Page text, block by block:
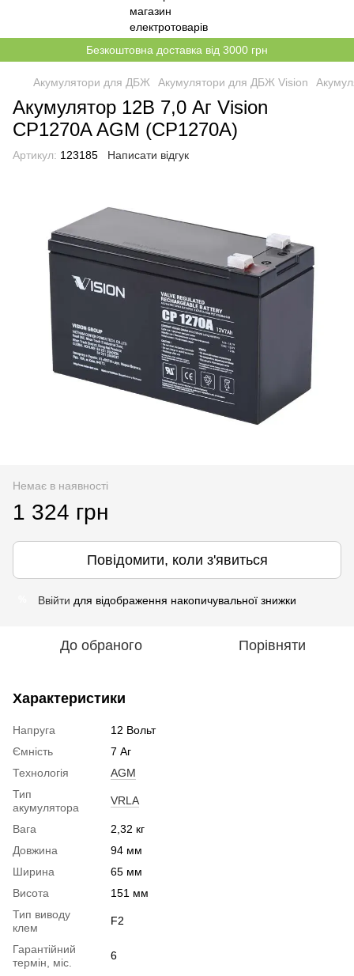
Безкоштовна доставка від 3000 грн
Акумулятори для ДБЖ Акумулятори для ДБЖ Vision
Акумулятор 12В 7,0 Аг Vision
CP1270A AGM (CP1270A)
Артикул: 123185 Написати відгук
Немає в наявності
1 324 грн
Повідомити, коли з'явиться
Ввійти для відображення накопичувальної знижки
До обраного Порівняти
Характеристики
Напруга
12 Вольт
Ємність
7 Аг
Технологія
AGM
Тип
акумулятора
VRLA
Вага
2,32 кг
Довжина
94 мм
Ширина
65 мм
Висота
151 мм
Тип виводу
клем
F2
Гарантійний
термін, міс.
6